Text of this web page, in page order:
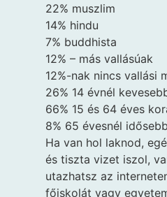
22% muszlim
14% hindu
7% buddhista
12% – más vallásúak
12%-nak nincs vallási
26% 14 évnél
66% 15 és 64 éves
8% 65 évesnél
Ha van hol laknod,
és tiszta vizet iszol,
utazhatsz az
főiskolát vagy